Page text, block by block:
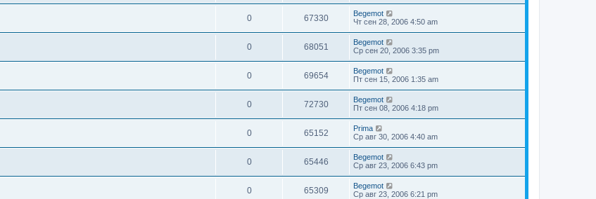
0 67330
Begemot
Чт сен 28, 2006 4:50 am
0 68051
Begemot
Ср сен 20, 2006 3:35 pm
0 69654
Begemot
Пт сен 15, 2006 1:35 am
0 72730
Begemot
Пт сен 08, 2006 4:18 pm
0 65152
Prima
Ср авг 30, 2006 4:40 am
0 65446
Begemot
Ср авг 23, 2006 6:43 pm
0 65309
Begemot
Ср авг 23, 2006 6:21 pm